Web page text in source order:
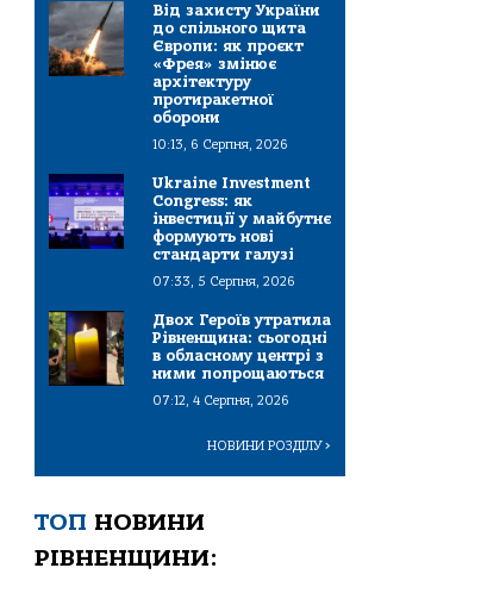
Від захисту України
до спільного щита
Європи: як проєкт
«Фрея» змінює
архітектуру
протиракетної
оборони
10:13, 6 Серпня, 2026
Ukraine Investment
Congress: як
інвестиції у майбутнє
формують нові
стандарти галузі
07:33, 5 Серпня, 2026
Двох Героїв утратила
Рівненщина: сьогодні
в обласному центрі з
ними попрощаються
07:12, 4 Серпня, 2026
НОВИНИ РОЗДІЛУ>
ТОП НОВИНИ
РІВНЕНЩИНИ: